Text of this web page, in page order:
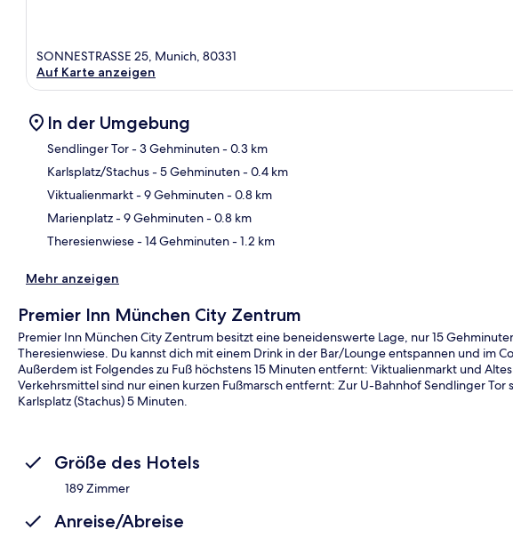
SONNESTRASSE 25, Munich, 80331
Auf Karte anzeigen
In der Umgebung
Sendlinger Tor- 3 Gehminuten- 0.3 km
Karlsplatz/Stachus- 5 Gehminuten- 0.4 km
Viktualienmarkt- 9 Gehminuten- 0.8 km
Marienplatz- 9 Gehminuten- 0.8 km
Theresienwiese- 14 Gehminuten- 1.2 km
Mehr anzeigen
Premier Inn München City Zentrum
Premier Inn München City Zentrum besitzt eine beneidenswerte Lage, nur 15
Theresienwiese. Du kannst dich mit einem Drink in der Bar/Lounge entspannen und im
Außerdem ist Folgendes zu Fuß höchstens 15 Minuten entfernt: Viktualienmarkt und
Verkehrsmittel sind nur einen kurzen Fußmarsch entfernt: Zur U-Bahnhof Sendlinger Tor
Karlsplatz (Stachus) 5 Minuten.
Größe des Hotels
189 Zimmer
Anreise/Abreise